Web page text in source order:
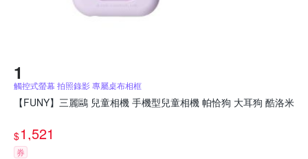
觸控式螢幕 拍照錄影 專屬桌布相框
【FUNY】三麗鷗 兒童相機 手機型兒童相機 帕恰狗 大耳狗 酷洛米
$1,521
券